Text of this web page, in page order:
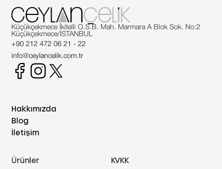
Küçükçekmece İkitelli O.S.B. Mah. Marmara A Blok Sok. No:2
Küçükçekmece/İSTANBUL
+90 212 472 06 21 - 22
info@ceylancelik.com.tr
Hakkımızda
Blog
İletişim
Ürünler KVKK